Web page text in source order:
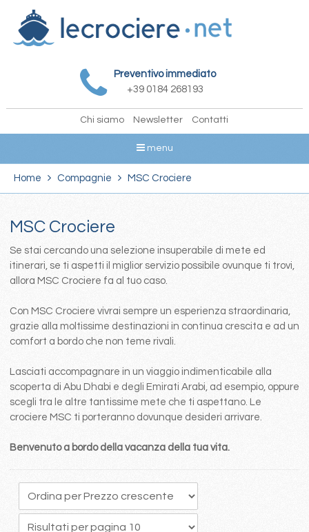
Preventivo immediato
+39 0184 268193
Chi siamo Newsletter Contatti
menu
Home Compagnie MSC Crociere
MSC Crociere
Se stai cercando una selezione insuperabile di mete ed
itinerari, se ti aspetti il miglior servizio possibile ovunque ti trovi,
allora MSC Crociere fa al tuo caso.
Con MSC Crociere vivrai sempre un esperienza straordinaria,
grazie alla moltissime destinazioni in continua crescita e ad un
comfort a bordo che non teme rivali.
Lasciati accompagnare in un viaggio indimenticabile alla
scoperta di Abu Dhabi e degli Emirati Arabi, ad esempio, oppure
scegli tra le altre tantissime mete che ti aspettano. Le
crociere MSC ti porteranno dovunque desideri arrivare.
Benvenuto a bordo della vacanza della tua vita.